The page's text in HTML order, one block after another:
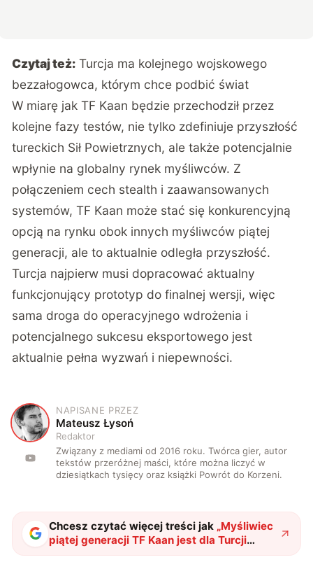
Czytaj też: Turcja ma kolejnego wojskowego
bezzałogowca, którym chce podbić świat
W miarę jak TF Kaan będzie przechodził przez
kolejne fazy testów, nie tylko zdefiniuje przyszłość
tureckich Sił Powietrznych, ale także potencjalnie
wpłynie na globalny rynek myśliwców. Z
połączeniem cech stealth i zaawansowanych
systemów, TF Kaan może stać się konkurencyjną
opcją na rynku obok innych myśliwców piątej
generacji, ale to aktualnie odległa przyszłość.
Turcja najpierw musi dopracować aktualny
funkcjonujący prototyp do finalnej wersji, więc
sama droga do operacyjnego wdrożenia i
potencjalnego sukcesu eksportowego jest
aktualnie pełna wyzwań i niepewności.
M
NAPISANE PRZEZ
Mateusz Łysoń
Redaktor
Związany z mediami od 2016 roku. Twórca gier, autor
tekstów przeróżnej maści, które można liczyć w
dziesiątkach tysięcy oraz książki Powrót do Korzeni.
Chcesz czytać więcej treści jak „Myśliwiec
piątej generacji TF Kaan jest dla Turcji
kamieniem milowym rozwoju lotnictwa"?